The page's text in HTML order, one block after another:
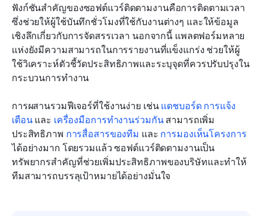
ฟังก์ชันสำคัญของซอฟต์แวร์ติดตามงานคือการติดตามเวลา
ซึ่งช่วยให้ผู้ใช้บันทึกชั่วโมงที่ใช้กับงานต่างๆ และให้ข้อมูล
เชิงลึกเกี่ยวกับการจัดสรรเวลา นอกจากนี้ แพลตฟอร์มหลาย
แห่งยังมีความสามารถในการรายงานที่แข็งแกร่ง ช่วยให้ผู้
ใช้วิเคราะห์ตัวชี้วัดประสิทธิภาพและระบุจุดที่ควรปรับปรุงใน
กระบวนการทำงาน
การผสานรวมฟีเจอร์ที่ใช้งานง่าย เช่น แดชบอร์ด การแจ้ง
เตือน และ เครื่องมือการทำงานร่วมกัน สามารถเพิ่ม
ประสิทธิภาพ การสื่อสารของทีม และ การมองเห็นโครงการ
ได้อย่างมาก โดยรวมแล้ว ซอฟต์แวร์ติดตามงานเป็น
ทรัพยากรสำคัญที่ช่วยเพิ่มประสิทธิภาพของบริษัทและทำให้
ทีมสามารถบรรลุเป้าหมายได้อย่างมั่นใจ